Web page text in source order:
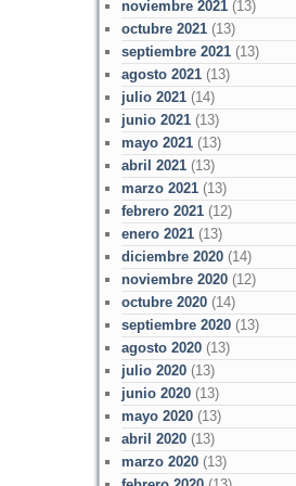
noviembre 2021(13)
octubre 2021(13)
septiembre 2021(13)
agosto 2021(13)
julio 2021(14)
junio 2021(13)
mayo 2021(13)
abril 2021(13)
marzo 2021(13)
febrero 2021(12)
enero 2021(13)
diciembre 2020(14)
noviembre 2020(12)
octubre 2020(14)
septiembre 2020(13)
agosto 2020(13)
julio 2020(13)
junio 2020(13)
mayo 2020(13)
abril 2020(13)
marzo 2020(13)